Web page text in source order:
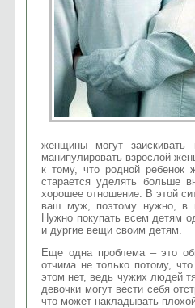
женщины могут
манипулировать взрослой
к тому, что родной ребенок
старается уделять больше
хорошее отношение. В этой
ваш муж, поэтому нужно, в
Нужно покупать всем детям
и дургие вещи своим детям.
Еще одна проблема – это
отчима не только потому,
этом нет, ведь чужих людей
девочки могут вести себя
что может накладывать плохой